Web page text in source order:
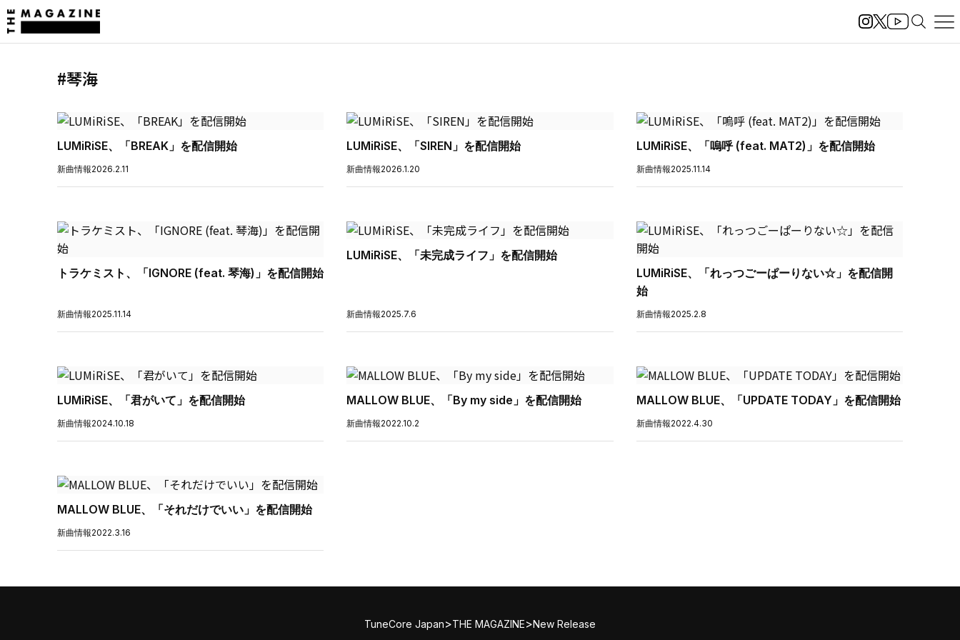
#琴海
LUMiRiSE、「BREAK」を配信開始
新曲情報2026.2.11
LUMiRiSE、「SIREN」を配信開始
新曲情報2026.1.20
LUMiRiSE、「嗚呼 (feat. MAT2)」を配信開始
新曲情報2025.11.14
トラケミスト、「IGNORE (feat. 琴海)」を配信開始
新曲情報2025.11.14
LUMiRiSE、「未完成ライフ」を配信開始
新曲情報2025.7.6
LUMiRiSE、「れっつごーぱーりない☆」を配信開
始
新曲情報2025.2.8
LUMiRiSE、「君がいて」を配信開始
新曲情報2024.10.18
MALLOW BLUE、「By my side」を配信開始
新曲情報2022.10.2
MALLOW BLUE、「UPDATE TODAY」を配信開始
新曲情報2022.4.30
MALLOW BLUE、「それだけでいい」を配信開始
新曲情報2022.3.16
TuneCore Japan>THE MAGAZINE>New Release